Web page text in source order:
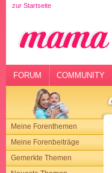
zur Startseite
FORUM COMMUNITY
Meine Forenthemen
Meine Forenbeiträge
Gemerkte Themen